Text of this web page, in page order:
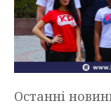
Останні